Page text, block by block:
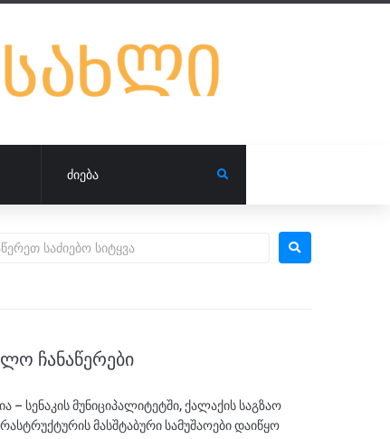
ᲩᲐᲜᲐᲬᲔᲠᲔᲑᲘ
– სენაკის მუნიციპალიტეტში, ქალაქის საგზაო
მასშტაბური სამუშაოები დაიწყო